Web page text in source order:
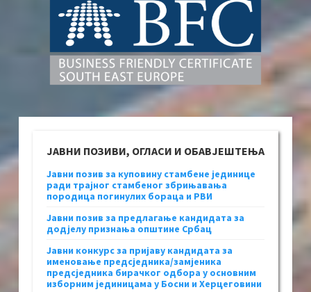
ЈАВНИ ПОЗИВИ, ОГЛАСИ И ОБАВЈЕШТЕЊА
Јавни позив за куповину стамбене јединице
ради трајног стамбеног збрињавања
породица погинулих бораца и РВИ
Јавни позив за предлагање кандидата за
додјелу признања општине Србац
Јавни конкурс за пријаву кандидата за
именовање предсједника/замјеника
предсједника бирачког одбора у основним
изборним јединицама у Босни и Херцеговини